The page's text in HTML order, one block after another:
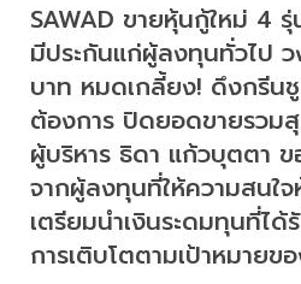
SAWAD ขายหุ้นกู้ใหม่ 4
มีประกันแก่ผู้ลงทุนทั่วไป
บาท หมดเกลี้ยง! ดึงกรีน
ต้องการ ปิดยอดขายรวม
ผู้บริหาร ธิดา แก้วบุตตา
จากผู้ลงทุนที่ให้ความสนใ
เตรียมนำเงินระดมทุนที่ได้
การเติบโตตามเป้าหมายข